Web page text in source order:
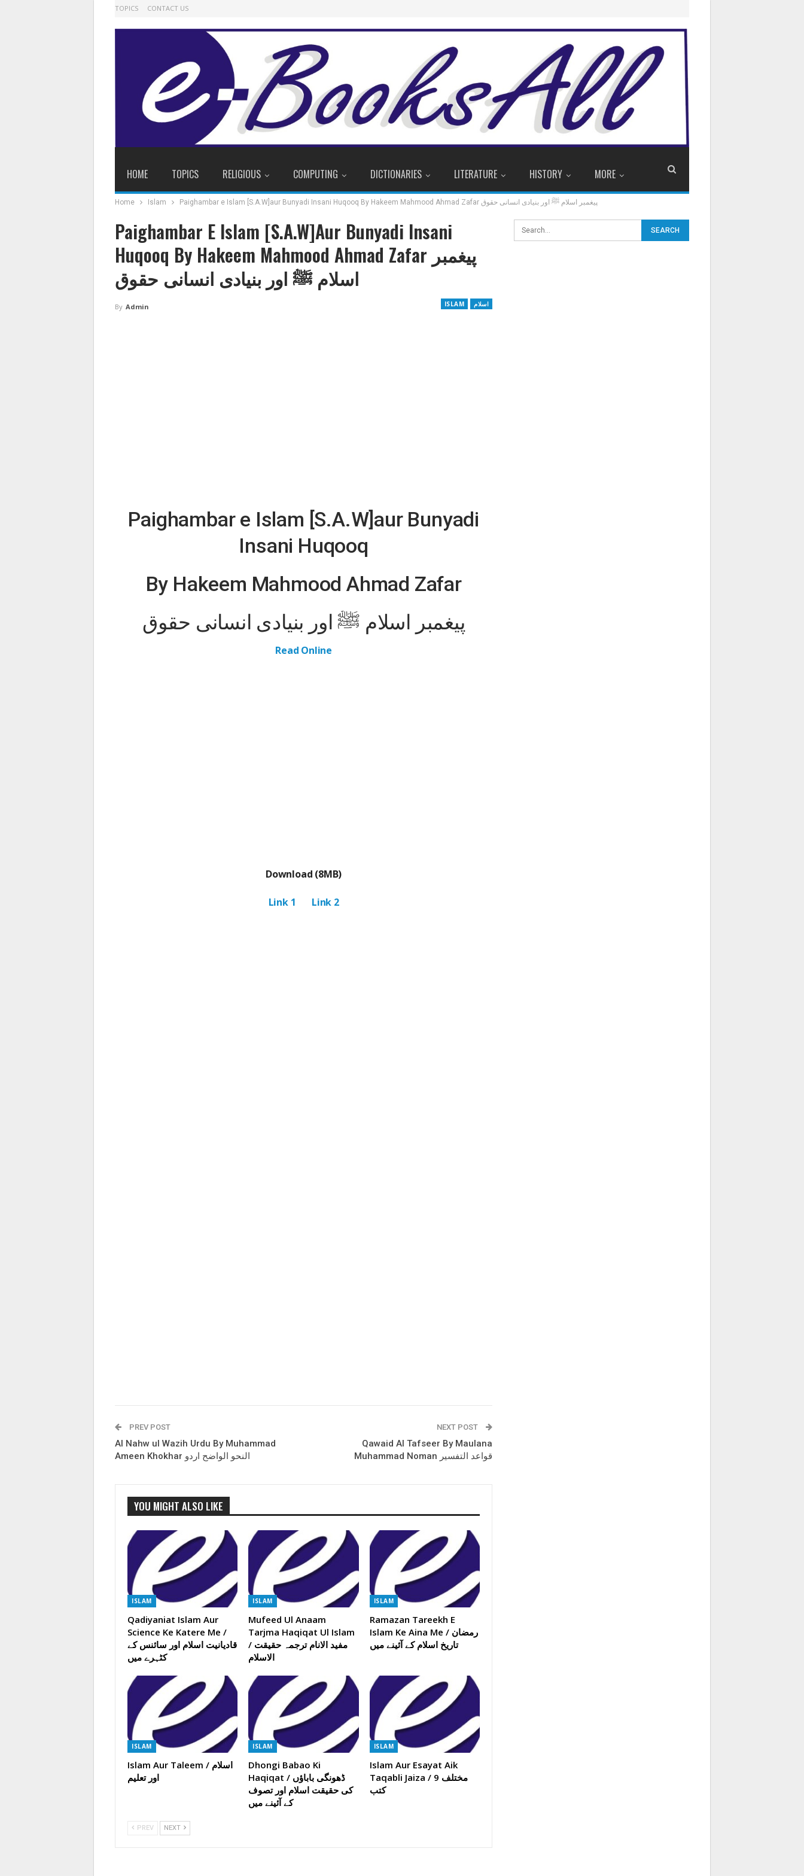
TOPICS CONTACT US
HOME TOPICS RELIGIOUS COMPUTING DICTIONARIES LITERATURE HISTORY MORE
Home Islam Paighambar e Islam [S.A.W]aur Bunyadi Insani Huqooq By Hakeem Mahmood Ahmad Zafar پیغمبر اسلام ﷺ اور بنیادی انسانی حقوق
Paighambar E Islam [S.A.W]aur Bunyadi Insani
Huqooq By Hakeem Mahmood Ahmad Zafar پیغمبر
اسلام ﷺ اور بنیادی انسانی حقوق
ISLAM اسلام By Admin
Paighambar e Islam [S.A.W]aur Bunyadi
Insani Huqooq
By Hakeem Mahmood Ahmad Zafar
پیغمبر اسلام ﷺ اور بنیادی انسانی حقوق
Read Online
Download (8MB)
Link 1 Link 2
PREV POST
Al Nahw ul Wazih Urdu By Muhammad
Ameen Khokhar النحو الواضح اردو
NEXT POST
Qawaid Al Tafseer By Maulana
Muhammad Noman قواعد التفسیر
YOU MIGHT ALSO LIKE
ISLAM
Qadiyaniat Islam Aur
Science Ke Katere Me /
قادیانیت اسلام اور سائنس کے
کٹہرے میں
ISLAM
Mufeed Ul Anaam
Tarjma Haqiqat Ul Islam
/ مفید الانام ترجمہ حقیقت
الاسلام
ISLAM
Ramazan Tareekh E
Islam Ke Aina Me / رمضان
تاریخ اسلام کے آئینے میں
ISLAM
Islam Aur Taleem / اسلام
اور تعلیم
ISLAM
Dhongi Babao Ki
Haqiqat / ڈھونگی باباؤں
کی حقیقت اسلام اور تصوف
کے آئینے میں
ISLAM
Islam Aur Esayat Aik
Taqabli Jaiza / 9 مختلف
کتب
PREV NEXT